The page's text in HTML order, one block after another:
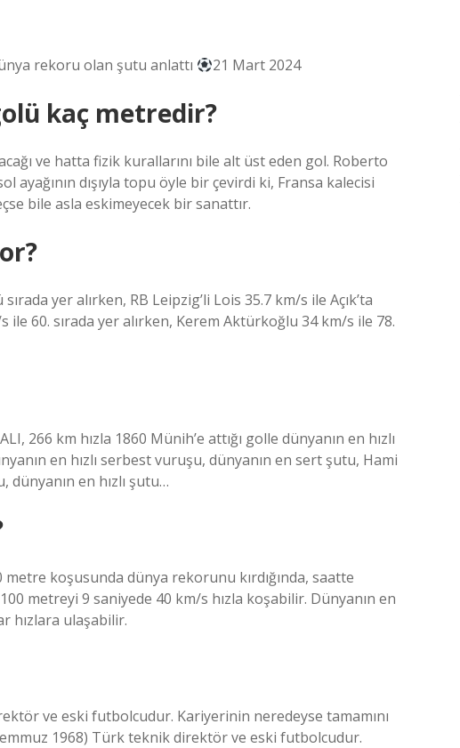
rekoru olan şutu anlattı 21 Mart 2024
kaç metredir?
ve hatta fizik kurallarını bile alt üst eden gol. Roberto
ayağının dışıyla topu öyle bir çevirdi ki, Fransa kalecisi
bile asla eskimeyecek bir sanattır.
yer alırken, RB Leipzig’li Lois 35.7 km/s ile Açık’ta
ile 60. sırada yer alırken, Kerem Aktürkoğlu 34 km/s ile 78.
266 km hızla 1860 Münih’e attığı golle dünyanın en hızlı
en hızlı serbest vuruşu, dünyanın en sert şutu, Hami
dünyanın en hızlı şutu…
koşusunda dünya rekorunu kırdığında, saatte
metreyi 9 saniyede 40 km/s hızla koşabilir. Dünyanın en
hızlara ulaşabilir.
ve eski futbolcudur. Kariyerinin neredeyse tamamını
1968) Türk teknik direktör ve eski futbolcudur.